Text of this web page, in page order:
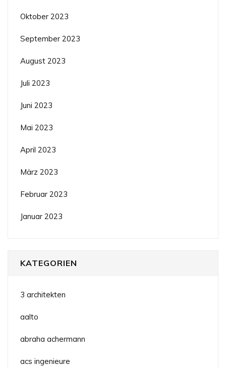
Oktober 2023
September 2023
August 2023
Juli 2023
Juni 2023
Mai 2023
April 2023
März 2023
Februar 2023
Januar 2023
KATEGORIEN
3 architekten
aalto
abraha achermann
acs ingenieure